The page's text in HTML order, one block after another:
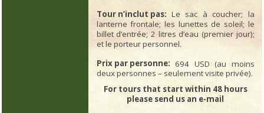
Tour n’inclut pas: Le sac à coucher; la
lanterne frontale; les lunettes de soleil; le
billet d’entrée; 2 litres d’eau (premier jour);
et le porteur personnel.
Prix par personne: 694 USD (au moins
deux personnes – seulement visite privée).
For tours that start within 48 hours
please send us an e-mail